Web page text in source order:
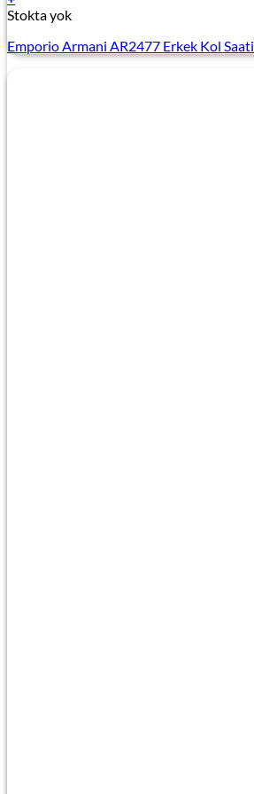
Stokta yok
Emporio Armani AR2477 Erkek Kol Saati